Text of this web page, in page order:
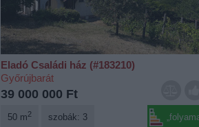
Eladó Családi ház (#183210)
Győrújbarát
39 000 000 Ft
50 m2 szobák: 3